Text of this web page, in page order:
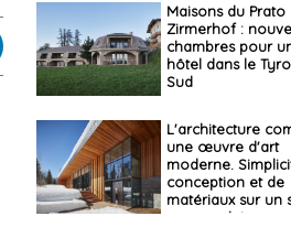
Maisons du Prato
Zirmerhof :
chambres pour
hôtel dans le
Sud
L'architecture
une œuvre d'art
moderne.
conception et de
matériaux sur un
spectaculaire